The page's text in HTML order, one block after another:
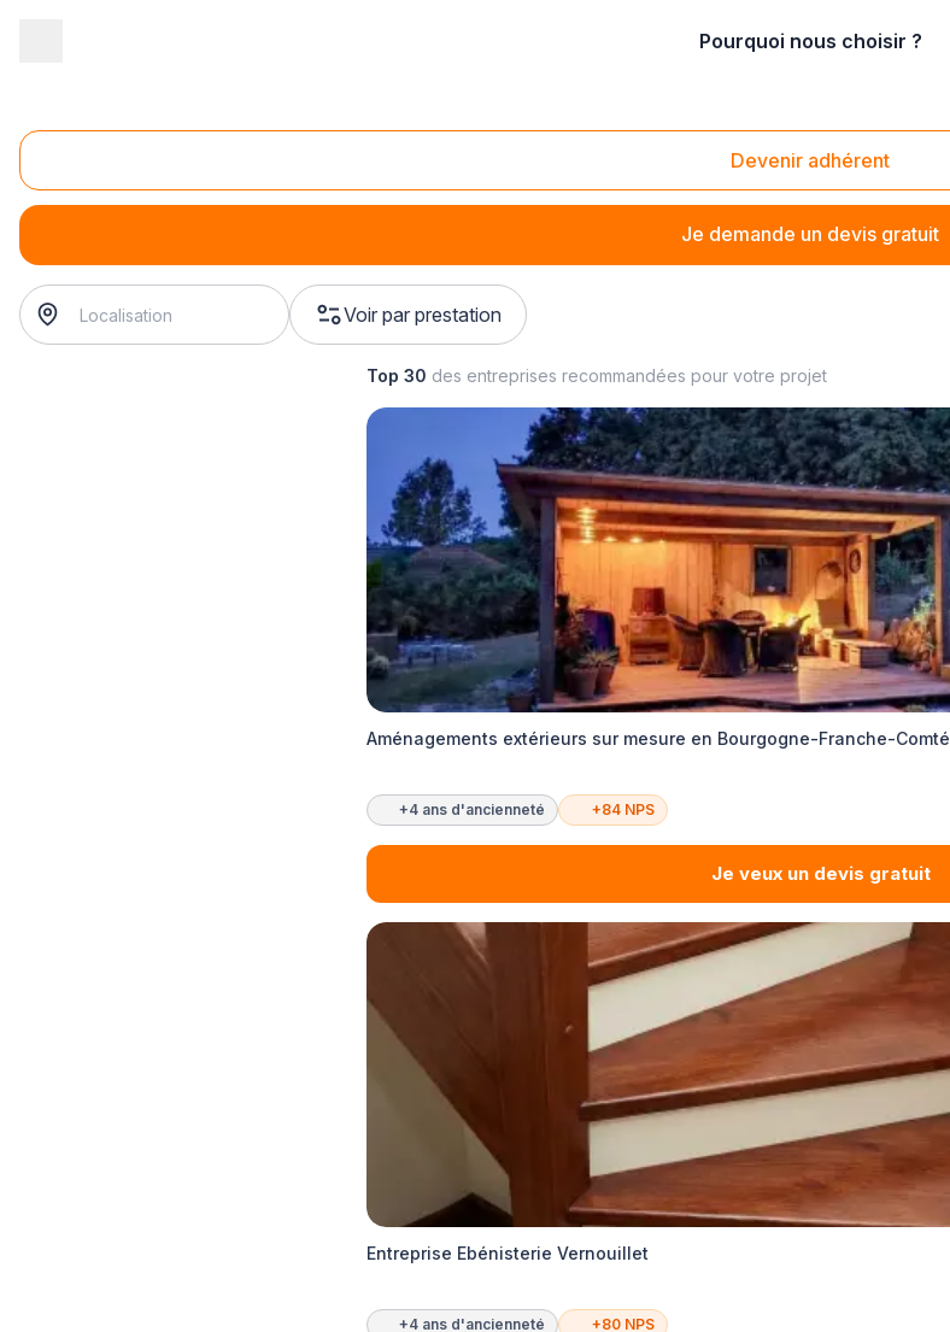
Pourquoi nous choisir ?
Devenir adhérent
Je demande un devis gratuit
Fabrication de carport en acier galvanisé
fabrication de carport en acier galvanisé
Voir par prestation
Top 30 des entreprises recommandées pour votre projet
Aménagements extérieurs sur mesure en Bourgogne-Franche-Comté
+4 ans d'ancienneté +84 NPS
Je veux un devis gratuit
Entreprise Ebénisterie Vernouillet
+4 ans d'ancienneté +80 NPS